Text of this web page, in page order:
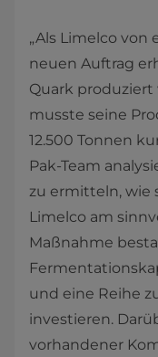
„Als Limelco
neuen Auftrag
Quark produziert
musste seine
12.500 Tonnen
Pak-Team
zu ermitteln, wie
Limelco am
Maßnahme
und eine Reihe
investieren.
vorhandener